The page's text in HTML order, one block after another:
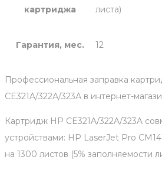
картриджа
листа)
Гарантия, мес. 12
Профессиональная заправка
CE321A/322А/323А в интернет-
Картридж HP CE321A/322A/323A
устройствами: HP LaserJet Pro
на 1300 листов (5% заполняемости